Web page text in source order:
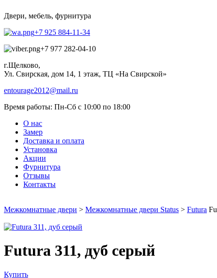
Двери, мебель, фурнитура
+7 925 884-11-34
+7 977 282-04-10
г.Щелково,
Ул. Свирская, дом 14, 1 этаж, ТЦ «На Свирской»
entourage2012@mail.ru
Время работы: Пн-Сб с 10:00 по 18:00
О нас
Замер
Доставка и оплата
Установка
Акции
Фурнитура
Отзывы
Контакты
Межкомнатные двери > Межкомнатные двери Status > Futura
Futura 311, дуб серый
Купить